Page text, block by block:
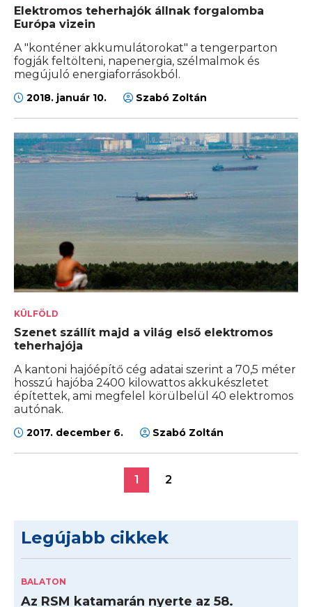
Elektromos teherhajók állnak forgalomba
Európa vizein
A "konténer akkumulátorokat" a tengerparton
fogják feltölteni, napenergia, szélmalmok és
megújuló energiaforrásokból.
2018. január 10. Szabó Zoltán
KÜLFÖLD
Szenet szállít majd a világ első elektromos
teherhajója
A kantoni hajóépítő cég adatai szerint a 70,5 méter
hosszú hajóba 2400 kilowattos akkukészletet
építettek, ami megfelel körülbelül 40 elektromos
autónak.
2017. december 6. Szabó Zoltán
1 2
Legújabb cikkek
BALATON
Az RSM katamarán nyerte az 58.